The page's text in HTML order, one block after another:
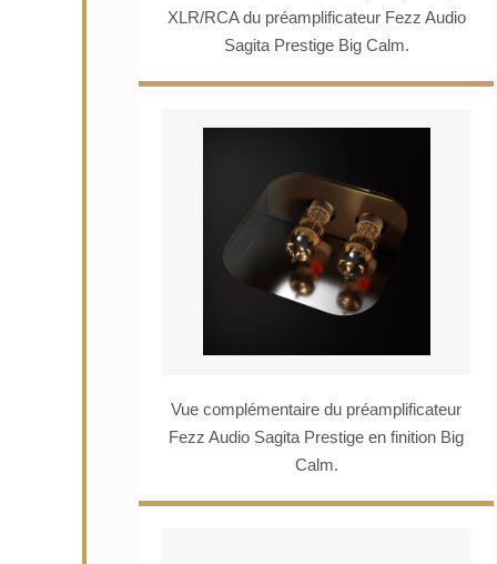
XLR/RCA du préamplificateur Fezz Audio
Sagita Prestige Big Calm.
Vue complémentaire du préamplificateur
Fezz Audio Sagita Prestige en finition Big
Calm.